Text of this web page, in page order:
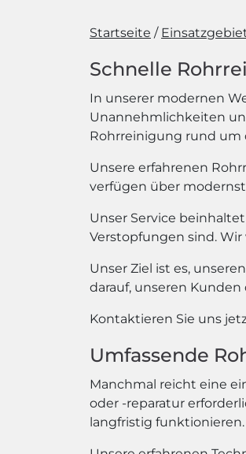
Startseite
Schnelle
In unserer modernen
Unannehmlichkeiten
Rohrreinigung rund um
Unsere erfahrenen
verfügen über
Unser Service
Verstopfungen sind.
Unser Ziel ist es,
darauf, unseren
Kontaktieren Sie uns
Umfassende
Manchmal reicht eine
oder -reparatur
langfristig funktionieren.